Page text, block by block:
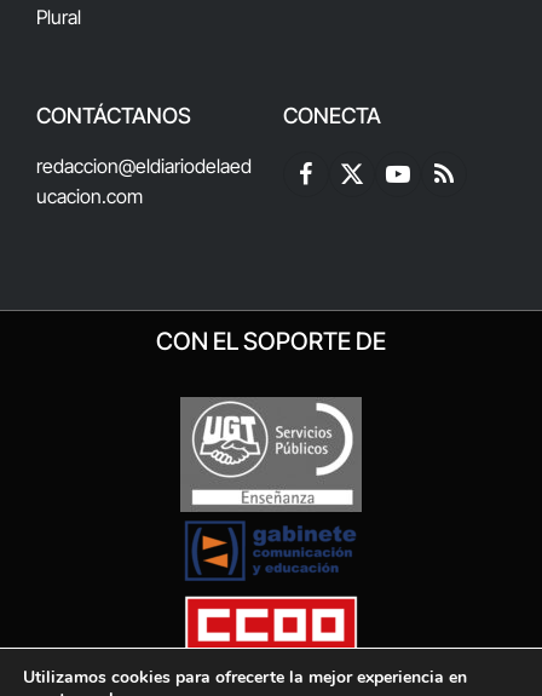
Plural
CONTÁCTANOS
redaccion@eldiariodelaed
ucacion.com
CONECTA
Facebook
X
YouTubeRSS
CON EL SOPORTE DE
Utilizamos cookies para ofrecerte la mejor experiencia en